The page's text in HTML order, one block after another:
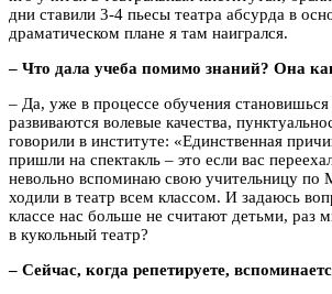
дни ставили 3-4 пьесы театра абсурда в
драматическом плане я там наигрался.
– Что дала учеба помимо знаний? Она
– Да, уже в процессе обучения становишься
развиваются волевые качества,
говорили в институте: «Единственная
пришли на спектакль – это если вас
невольно вспоминаю свою учительницу
ходили в театр всем классом. И задаюсь
классе нас больше не считают детьми, раз
в кукольный театр?
– Сейчас, когда репетируете,